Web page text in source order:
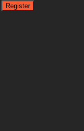
Register